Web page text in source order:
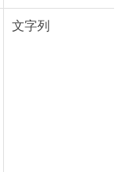
文字列